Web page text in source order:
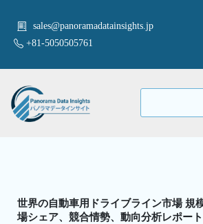
sales@panoramadatainsights.jp
+81-5050505761
世界の自動車用ドライブライン市場 規
場シェア、競合情勢、動向分析レポー